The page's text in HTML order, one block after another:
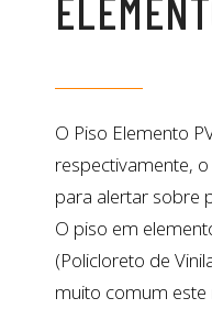
O Piso Elemento
respectivamente,
para alertar sobre
O piso em
(Policloreto de
muito comum este